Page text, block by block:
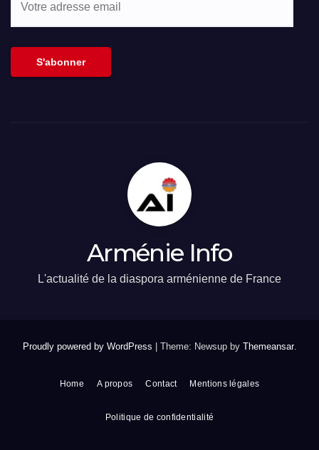
S'abonner
Arménie Info
L'actualité de la diaspora arménienne de France
Proudly powered by WordPress Theme: Newsup by Themeansar.
Home A propos Contact Mentions légales
Politique de confidentialité